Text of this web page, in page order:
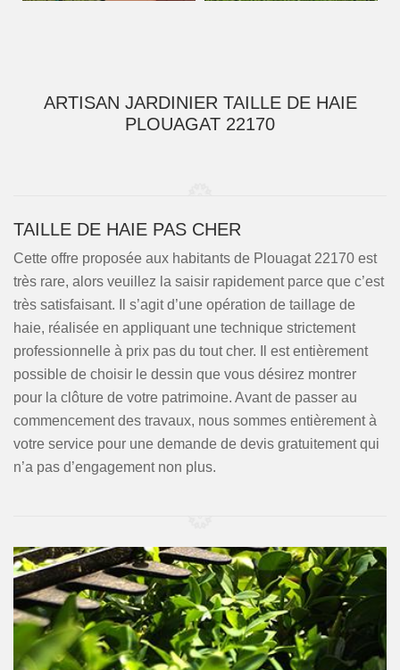
ARTISAN JARDINIER TAILLE DE HAIE
PLOUAGAT 22170
TAILLE DE HAIE PAS CHER
Cette offre proposée aux habitants de Plouagat 22170 est
très rare, alors veuillez la saisir rapidement parce que c’est
très satisfaisant. Il s’agit d’une opération de taillage de
haie, réalisée en appliquant une technique strictement
professionnelle à prix pas du tout cher. Il est entièrement
possible de choisir le dessin que vous désirez montrer
pour la clôture de votre patrimoine. Avant de passer au
commencement des travaux, nous sommes entièrement à
votre service pour une demande de devis gratuitement qui
n’a pas d’engagement non plus.